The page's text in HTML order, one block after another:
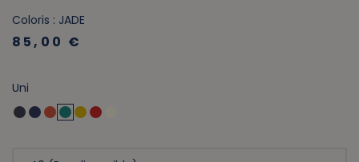
Coloris : JADE
85,00 €
Uni